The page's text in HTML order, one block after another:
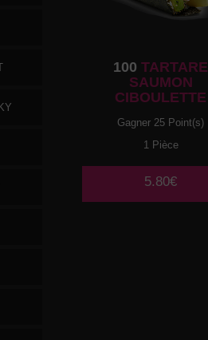
100 TARTARE
SAUMON
CIBOULETTE
Gagner 25 Point(s)
1 Pièce
5.80€